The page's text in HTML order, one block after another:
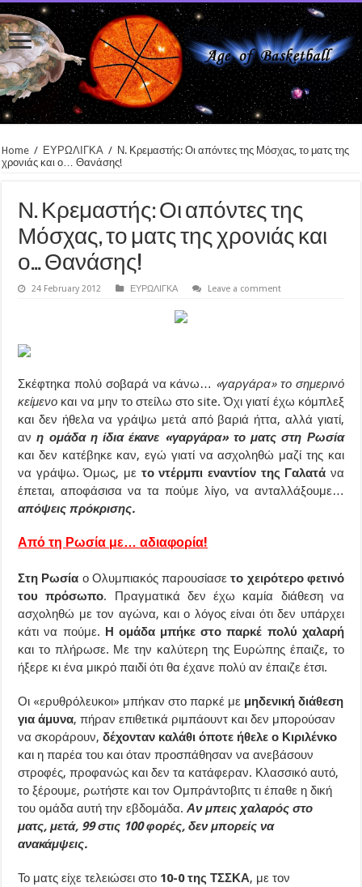
Home / ΕΥΡΩΛΙΓΚΑ / Ν. Κρεμαστής: Οι απόντες της Μόσχας, το ματς της
χρονιάς και ο… Θανάσης!
Ν. Κρεμαστής: Οι απόντες της
Μόσχας, το ματς της χρονιάς και
ο… Θανάσης!
24 February 2012 ΕΥΡΩΛΙΓΚΑ Leave a comment
Σκέφτηκα πολύ σοβαρά να κάνω… «γαργάρα» το σημερινό
κείμενο και να μην το στείλω στο site. Όχι γιατί έχω κόμπλεξ
και δεν ήθελα να γράψω μετά από βαριά ήττα, αλλά γιατί,
αν η ομάδα η ίδια έκανε «γαργάρα» το ματς στη Ρωσία
και δεν κατέβηκε καν, εγώ γιατί να ασχοληθώ μαζί της και
να γράψω. Όμως, με το ντέρμπι εναντίον της Γαλατά να
έπεται, αποφάσισα να τα πούμε λίγο, να ανταλλάξουμε…
απόψεις πρόκρισης.
Από τη Ρωσία με… αδιαφορία!
Στη Ρωσία ο Ολυμπιακός παρουσίασετο χειρότερο φετινό
του πρόσωπο. Πραγματικά δεν έχω καμία διάθεση να
ασχοληθώ με τον αγώνα, και ο λόγος είναι ότι δεν υπάρχει
κάτι να πούμε. Η ομάδα μπήκε στο παρκέ πολύ χαλαρή
και το πλήρωσε. Με την καλύτερη της Ευρώπης έπαιζε, το
ήξερε κι ένα μικρό παιδί ότι θα έχανε πολύ αν έπαιζε έτσι.
Οι «ερυθρόλευκοι» μπήκαν στο παρκέ με μηδενική διάθεση
για άμυνα, πήραν επιθετικά ριμπάουντ και δεν μπορούσαν
να σκοράρουν,δέχονταν καλάθι όποτε ήθελε ο Κιριλένκο
και η παρέα του και όταν προσπάθησαν να ανεβάσουν
στροφές, προφανώς και δεν τα κατάφεραν. Κλασσικό αυτό,
το ξέρουμε, ρωτήστε και τον Ομπράντοβιτς τι έπαθε η δική
του ομάδα αυτή την εβδομάδα.Αν μπεις χαλαρός στο
ματς, μετά, 99 στις 100 φορές, δεν μπορείς να
ανακάμψεις.
Το ματς είχε τελειώσει στο 10-0 της ΤΣΣΚΑ, με τον